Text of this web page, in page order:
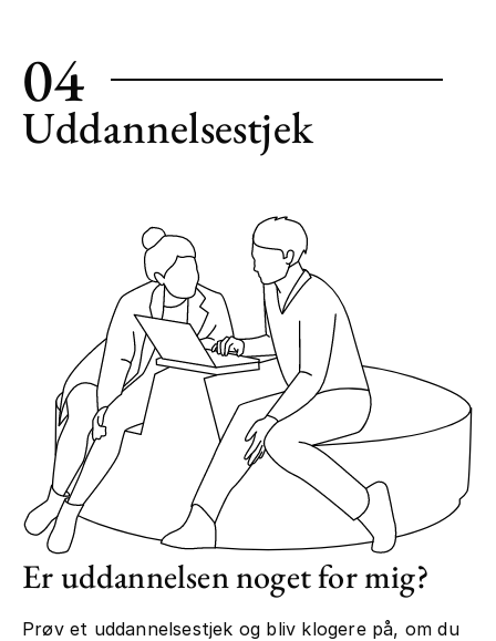
04
Uddannelsestjek
Er uddannelsen noget for mig?
Prøv et uddannelsestjek og bliv klogere på, om du